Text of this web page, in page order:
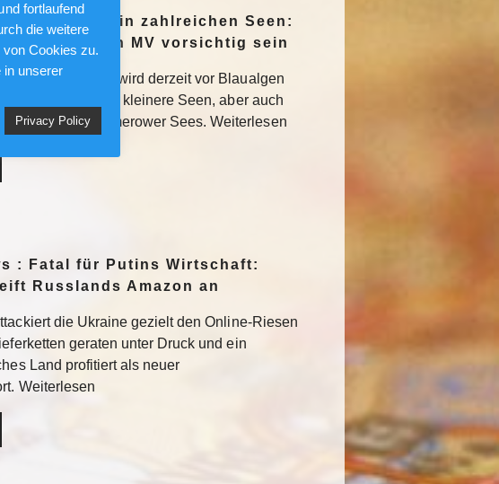
: Blaualgen in zahlreichen Seen:
Badegäste in MV vorsichtig sein
in MV wird derzeit vor Blaualgen
sind vor allem kleinere Seen, aber auch
des Kummerower Sees. Weiterlesen
: Fatal für Putins Wirtschaft:
Russlands Amazon an
die Ukraine gezielt den Online-Riesen
geraten unter Druck und ein
Land profitiert als neuer
Weiterlesen
fortlaufend
die weitere
Cookies zu.
in unserer
Privacy Policy